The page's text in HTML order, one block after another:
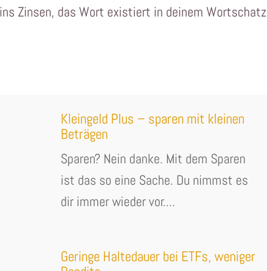
Zinsen, das Wort existiert in deinem Wortschatz
Kleingeld Plus – sparen mit kleinen
Beträgen
Sparen? Nein danke. Mit dem Sparen
ist das so eine Sache. Du nimmst es
dir immer wieder vor....
Geringe Haltedauer bei ETFs, weniger